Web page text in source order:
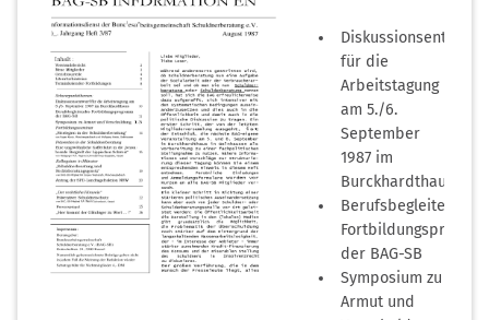
Diskussionsentwurf
für die
Arbeitstagung
am 5./6.
September
1987 im
Burckhardthaus
Berufsbegleitendes
der BAG-SB
Symposium zu
Armut und